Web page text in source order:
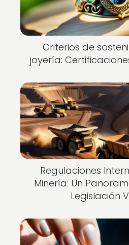
Criterios de
joyería:
Regulaciones
Minería: Un
Legislación